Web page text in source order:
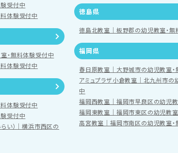
受付中
体験受付中
・無料体験受付中
体験受付中
体験受付中
受付中
い）｜横浜市西区の
徳島県
徳島北教室｜板野郡の幼児教室・無
福岡県
春日原教室｜大野城市の幼児教室
アミュプラザ小倉教室｜北九州市の
中
福岡西教室｜福岡市早良区の幼児
福岡東教室｜福岡市東区の幼児教
高宮教室｜福岡市南区の幼児教室